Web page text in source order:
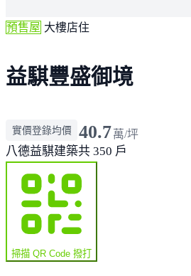
預售屋 大樓店住
益騏豐盛御境
實價登錄均價 40.7萬/坪
八德益騏建築共 350 戶
掃描 QR Code 撥打